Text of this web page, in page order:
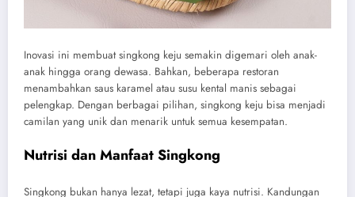
Inovasi ini membuat singkong keju semakin digemari oleh anak-
anak hingga orang dewasa. Bahkan, beberapa restoran
menambahkan saus karamel atau susu kental manis sebagai
pelengkap. Dengan berbagai pilihan, singkong keju bisa menjadi
camilan yang unik dan menarik untuk semua kesempatan.
Nutrisi dan Manfaat Singkong
Singkong bukan hanya lezat, tetapi juga kaya nutrisi. Kandungan